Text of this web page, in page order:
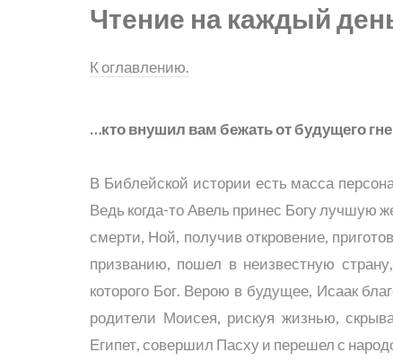
Чтение на каждый
К оглавлению.
…кто внушил вам бежать от будущего
В Библейской истории есть масса
Ведь когда-то Авель принес Богу лучшую
смерти, Ной, получив откровение,
призванию, пошел в неизвестную
которого Бог. Верою в будущее, Исаак
родители Моисея, рискуя жизнью,
Египет, совершил Пасху и перешел с